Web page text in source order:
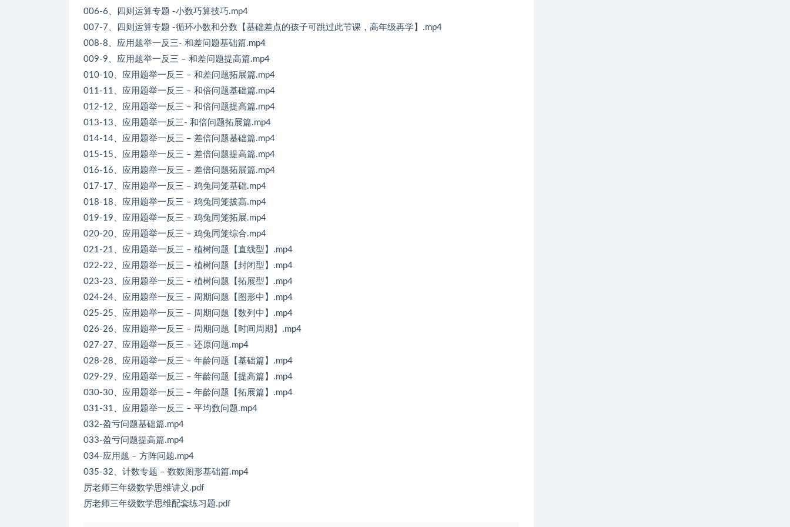
006-6、四则运算专题 -小数巧算技巧.mp4
007-7、四则运算专题 -循环小数和分数【基础差点的孩子可跳过此节课，高年级再学】.mp4
008-8、应用题举一反三- 和差问题基础篇.mp4
009-9、应用题举一反三 – 和差问题提高篇.mp4
010-10、应用题举一反三 – 和差问题拓展篇.mp4
011-11、应用题举一反三 – 和倍问题基础篇.mp4
012-12、应用题举一反三 – 和倍问题提高篇.mp4
013-13、应用题举一反三- 和倍问题拓展篇.mp4
014-14、应用题举一反三 – 差倍问题基础篇.mp4
015-15、应用题举一反三 – 差倍问题提高篇.mp4
016-16、应用题举一反三 – 差倍问题拓展篇.mp4
017-17、应用题举一反三 – 鸡兔同笼基础.mp4
018-18、应用题举一反三 – 鸡兔同笼拔高.mp4
019-19、应用题举一反三 – 鸡兔同笼拓展.mp4
020-20、应用题举一反三 – 鸡兔同笼综合.mp4
021-21、应用题举一反三 – 植树问题【直线型】.mp4
022-22、应用题举一反三 – 植树问题【封闭型】.mp4
023-23、应用题举一反三 – 植树问题【拓展型】.mp4
024-24、应用题举一反三 – 周期问题【图形中】.mp4
025-25、应用题举一反三 – 周期问题【数列中】.mp4
026-26、应用题举一反三 – 周期问题【时间周期】.mp4
027-27、应用题举一反三 – 还原问题.mp4
028-28、应用题举一反三 – 年龄问题【基础篇】.mp4
029-29、应用题举一反三 – 年龄问题【提高篇】.mp4
030-30、应用题举一反三 – 年龄问题【拓展篇】.mp4
031-31、应用题举一反三 – 平均数问题.mp4
032-盈亏问题基础篇.mp4
033-盈亏问题提高篇.mp4
034-应用题 – 方阵问题.mp4
035-32、计数专题 – 数数图形基础篇.mp4
厉老师三年级数学思维讲义.pdf
厉老师三年级数学思维配套练习题.pdf